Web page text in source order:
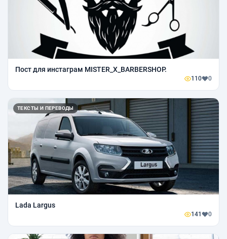
Пост для инстаграм MISTER_X_BARBERSHOP.
110 0
ТЕКСТЫ И ПЕРЕВОДЫ
Lada Largus
141 0